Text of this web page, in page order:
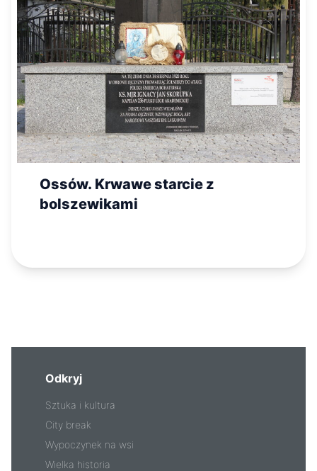
Ossów. Krwawe starcie z
bolszewikami
Odkryj
Sztuka i kultura
City break
Wypoczynek na wsi
Wielka historia